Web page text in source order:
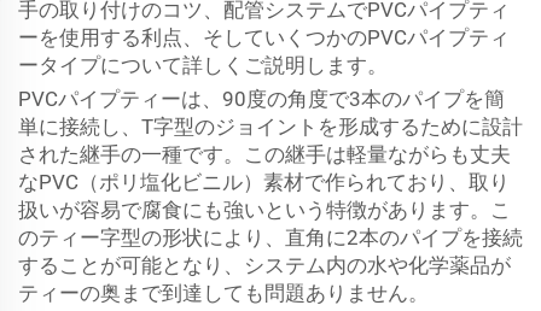
手の取り付けのコツ、配管システムでPVCパイプティ
ーを使用する利点、そしていくつかのPVCパイプティ
ータイプについて詳しくご説明します。
PVCパイプティーは、90度の角度で3本のパイプを簡
単に接続し、T字型のジョイントを形成するために設計
された継手の一種です。この継手は軽量ながらも丈夫
なPVC（ポリ塩化ビニル）素材で作られており、取り
扱いが容易で腐食にも強いという特徴があります。こ
のティー字型の形状により、直角に2本のパイプを接続
することが可能となり、システム内の水や化学薬品が
ティーの奥まで到達しても問題ありません。